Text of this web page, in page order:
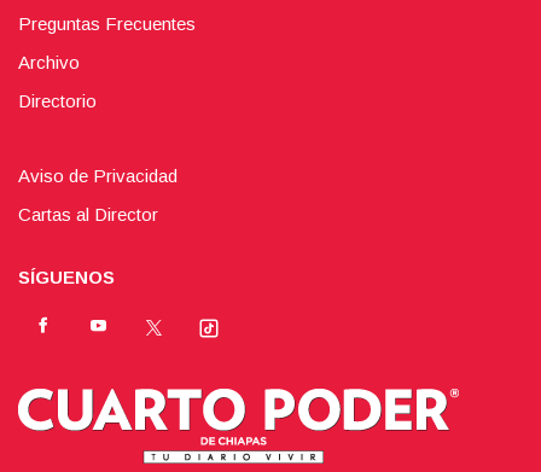
Preguntas Frecuentes
Archivo
Directorio
Aviso de Privacidad
Cartas al Director
SÍGUENOS